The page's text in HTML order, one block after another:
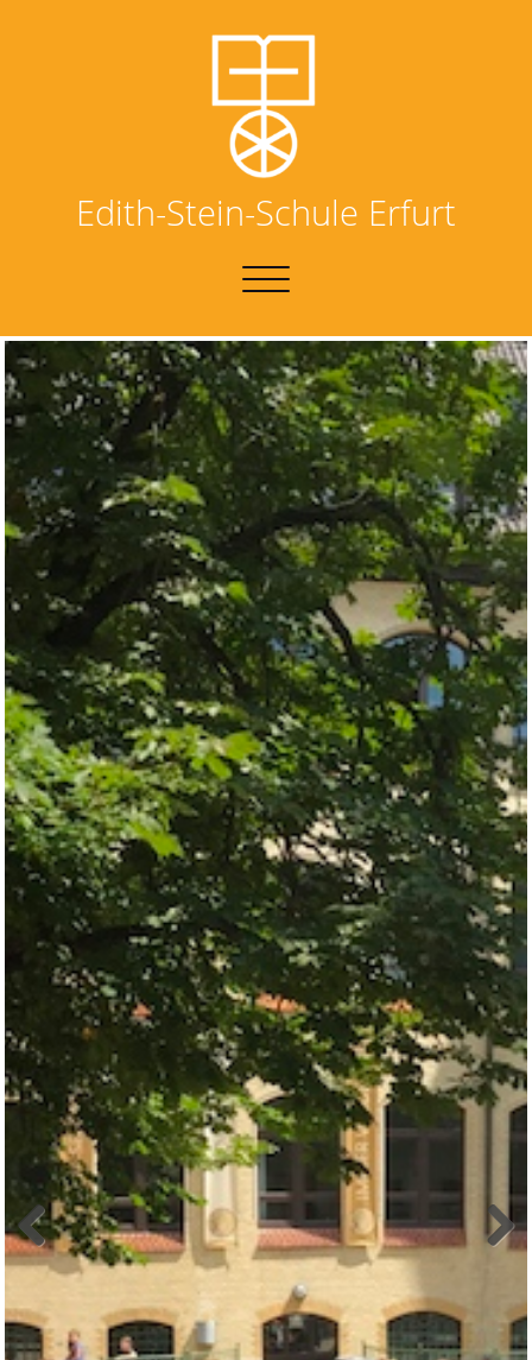
Edith-Stein-Schule Erfurt
NAVIGATION